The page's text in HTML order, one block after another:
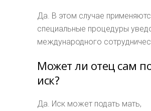
Да. В этом случае
специальные процедуры
международного
Может ли отец сам
иск?
Да. Иск может подать мать,